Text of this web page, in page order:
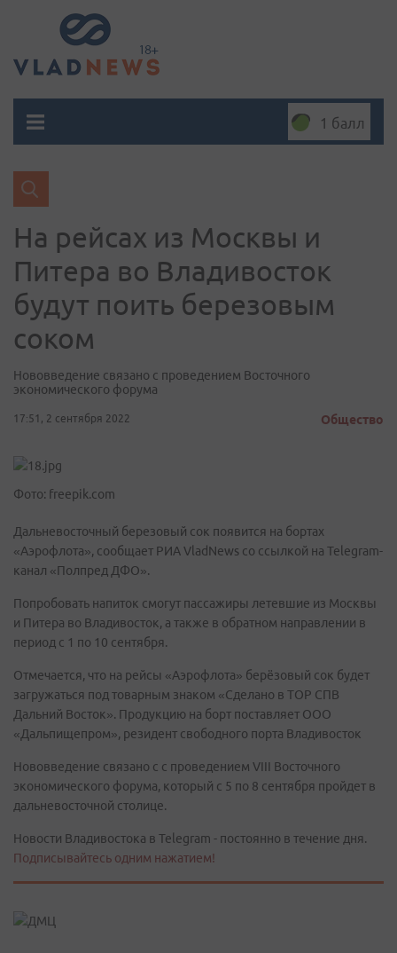
1 балл
На рейсах из Москвы и
Питера во Владивосток
будут поить березовым
соком
Нововведение связано с проведением Восточного
экономического форума
17:51, 2 сентября 2022 Общество
Фото: freepik.com
Дальневосточный березовый сок появится на бортах
«Аэрофлота», сообщает РИА VladNews со ссылкой на Telegram-
канал «Полпред ДФО».
Попробовать напиток смогут пассажиры летевшие из Москвы
и Питера во Владивосток, а также в обратном направлении в
период с 1 по 10 сентября.
Отмечается, что на рейсы «Аэрофлота» берёзовый сок будет
загружаться под товарным знаком «Сделано в ТОР СПВ
Дальний Восток». Продукцию на борт поставляет ООО
«Дальпищепром», резидент свободного порта Владивосток
Нововведение связано с с проведением VIII Восточного
экономического форума, который с 5 по 8 сентября пройдет в
дальневосточной столице.
Новости Владивостока в Telegram - постоянно в течение дня.
Подписывайтесь одним нажатием!